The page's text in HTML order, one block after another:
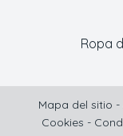
Ropa
Mapa del sitio -
Cookies -